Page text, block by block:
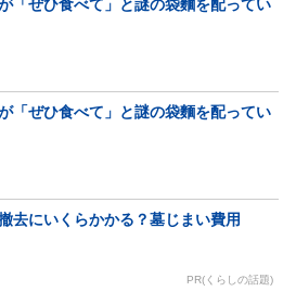
「ぜひ食べて」と謎の袋麵を配ってい
「ぜひ食べて」と謎の袋麵を配ってい
去にいくらかかる？墓じまい費用
PR(くらしの話題)